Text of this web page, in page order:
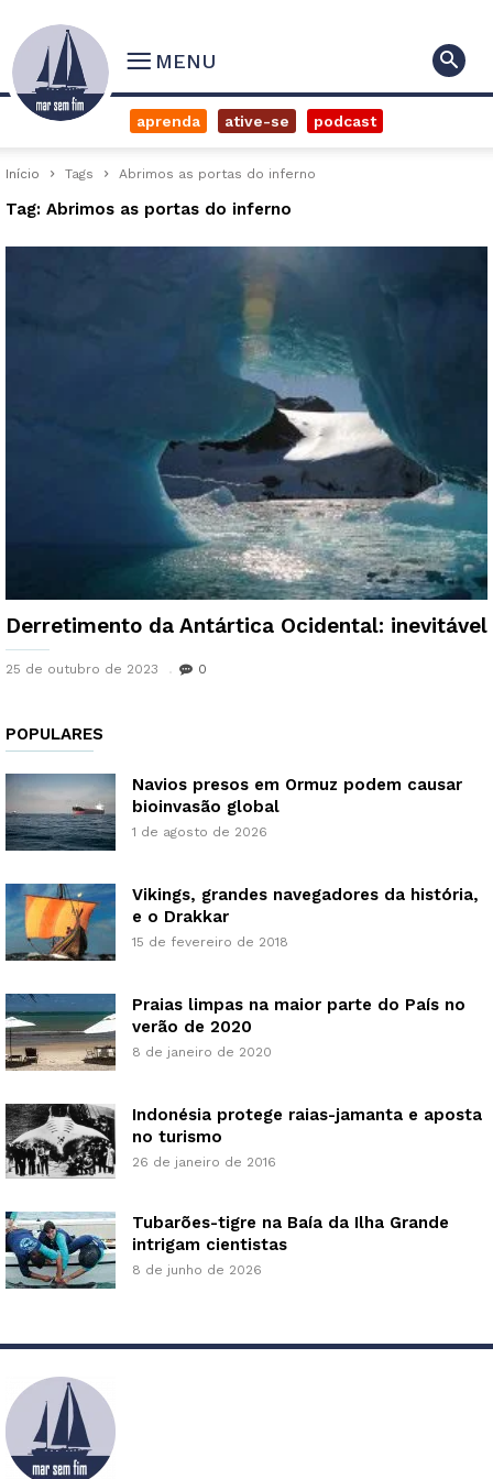
MENU
aprenda ative-se podcast
Início Tags Abrimos as portas do inferno
Tag: Abrimos as portas do inferno
Derretimento da Antártica Ocidental: inevitável
25 de outubro de 2023 0
POPULARES
Navios presos em Ormuz podem causar
bioinvasão global
1 de agosto de 2026
Vikings, grandes navegadores da história,
e o Drakkar
15 de fevereiro de 2018
Praias limpas na maior parte do País no
verão de 2020
8 de janeiro de 2020
Indonésia protege raias-jamanta e aposta
no turismo
26 de janeiro de 2016
Tubarões-tigre na Baía da Ilha Grande
intrigam cientistas
8 de junho de 2026